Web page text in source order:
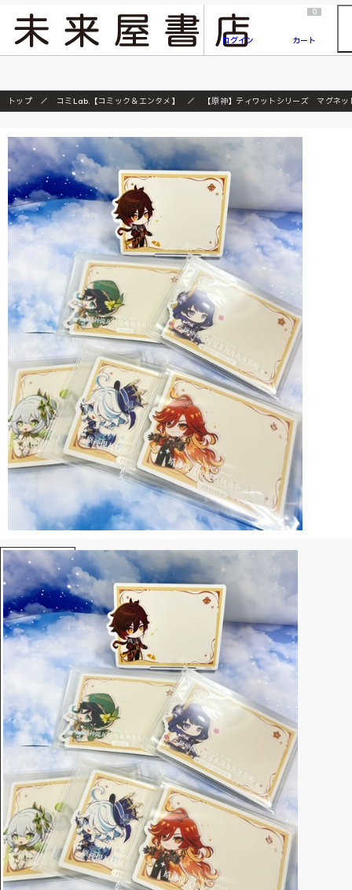
『ONE PIECE magazine 021 ONE PIECEカード付き同梱版』発売延期のご案内
ログイン
0
カート
トップ コミLab.【コミック＆エンタメ】 【原神】ティワットシリーズ マグネ